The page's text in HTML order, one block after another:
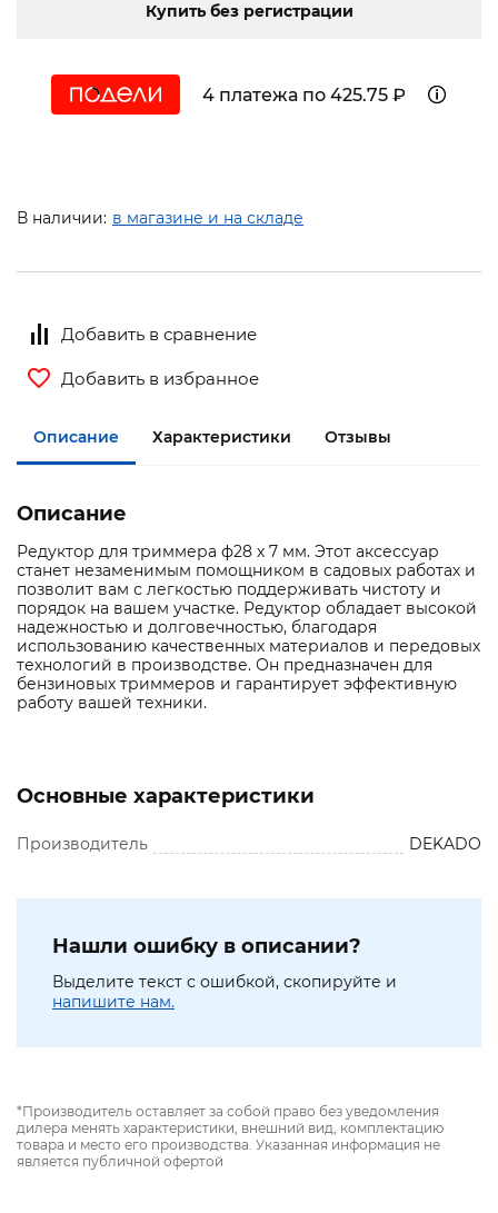
Купить без регистрации
4 платежа по 425.75 ₽
В наличии: в магазине и на складе
Добавить в сравнение
Добавить в избранное
Описание Характеристики Отзывы
Описание
Редуктор для триммера ф28 х 7 мм. Этот аксессуар
станет незаменимым помощником в садовых работах и
позволит вам с легкостью поддерживать чистоту и
порядок на вашем участке. Редуктор обладает высокой
надежностью и долговечностью, благодаря
использованию качественных материалов и передовых
технологий в производстве. Он предназначен для
бензиновых триммеров и гарантирует эффективную
работу вашей техники.
Основные характеристики
Производитель DEKADO
Нашли ошибку в описании?
Выделите текст с ошибкой, скопируйте и
напишите нам.
*Производитель оставляет за собой право без уведомления
дилера менять характеристики, внешний вид, комплектацию
товара и место его производства. Указанная информация не
является публичной офертой